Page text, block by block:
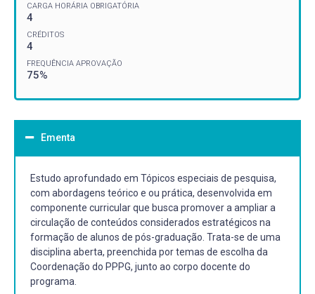
CARGA HORÁRIA OBRIGATÓRIA
4
CRÉDITOS
4
FREQUÊNCIA APROVAÇÃO
75%
Ementa
Estudo aprofundado em Tópicos especiais de pesquisa,
com abordagens teórico e ou prática, desenvolvida em
componente curricular que busca promover a ampliar a
circulação de conteúdos considerados estratégicos na
formação de alunos de pós-graduação. Trata-se de uma
disciplina aberta, preenchida por temas de escolha da
Coordenação do PPPG, junto ao corpo docente do
programa.